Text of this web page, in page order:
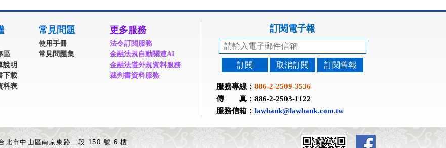
區
說明
下載
料表
常見問題
使用手冊
常見問題集
更多服務
法令訂閱服務
金融法規自動關連AI
金融法遵外規資料服務
裁判書資料服務
訂閱電子報
訂閱 取消訂閱 訂閱舊報
服務專線： 886-2-2509-3536
傳 真：886-2-2503-1122
服務信箱： lawbank@lawbank.com.tw
北市中山區南京東路二段 150 號 6 樓